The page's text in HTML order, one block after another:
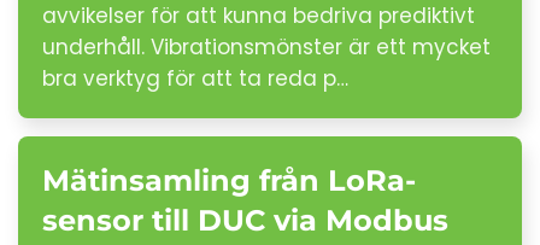
avvikelser för att kunna bedriva prediktivt
underhåll. Vibrationsmönster är ett mycket
bra verktyg för att ta reda p…
Mätinsamling från LoRa-
sensor till DUC via Modbus